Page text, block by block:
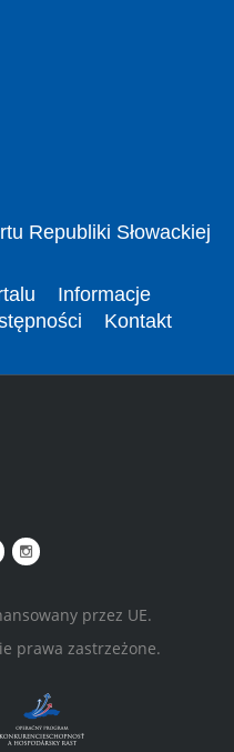
Republiki Słowackiej
Informacje
Kontakt
przez UE.
prawa zastrzeżone.